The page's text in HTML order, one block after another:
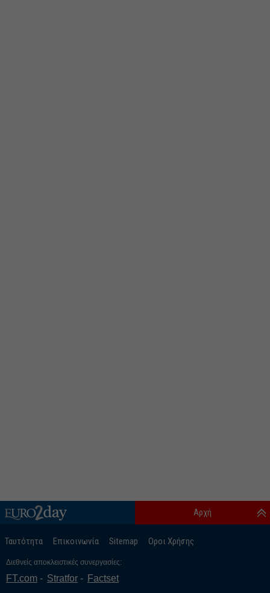
Ταυτότητα Επικοινωνία Sitemap Οροι Χρήσης
Αρχή
Διεθνείς αποκλειστικές συνεργασίες:
FT.com Stratfor Factset